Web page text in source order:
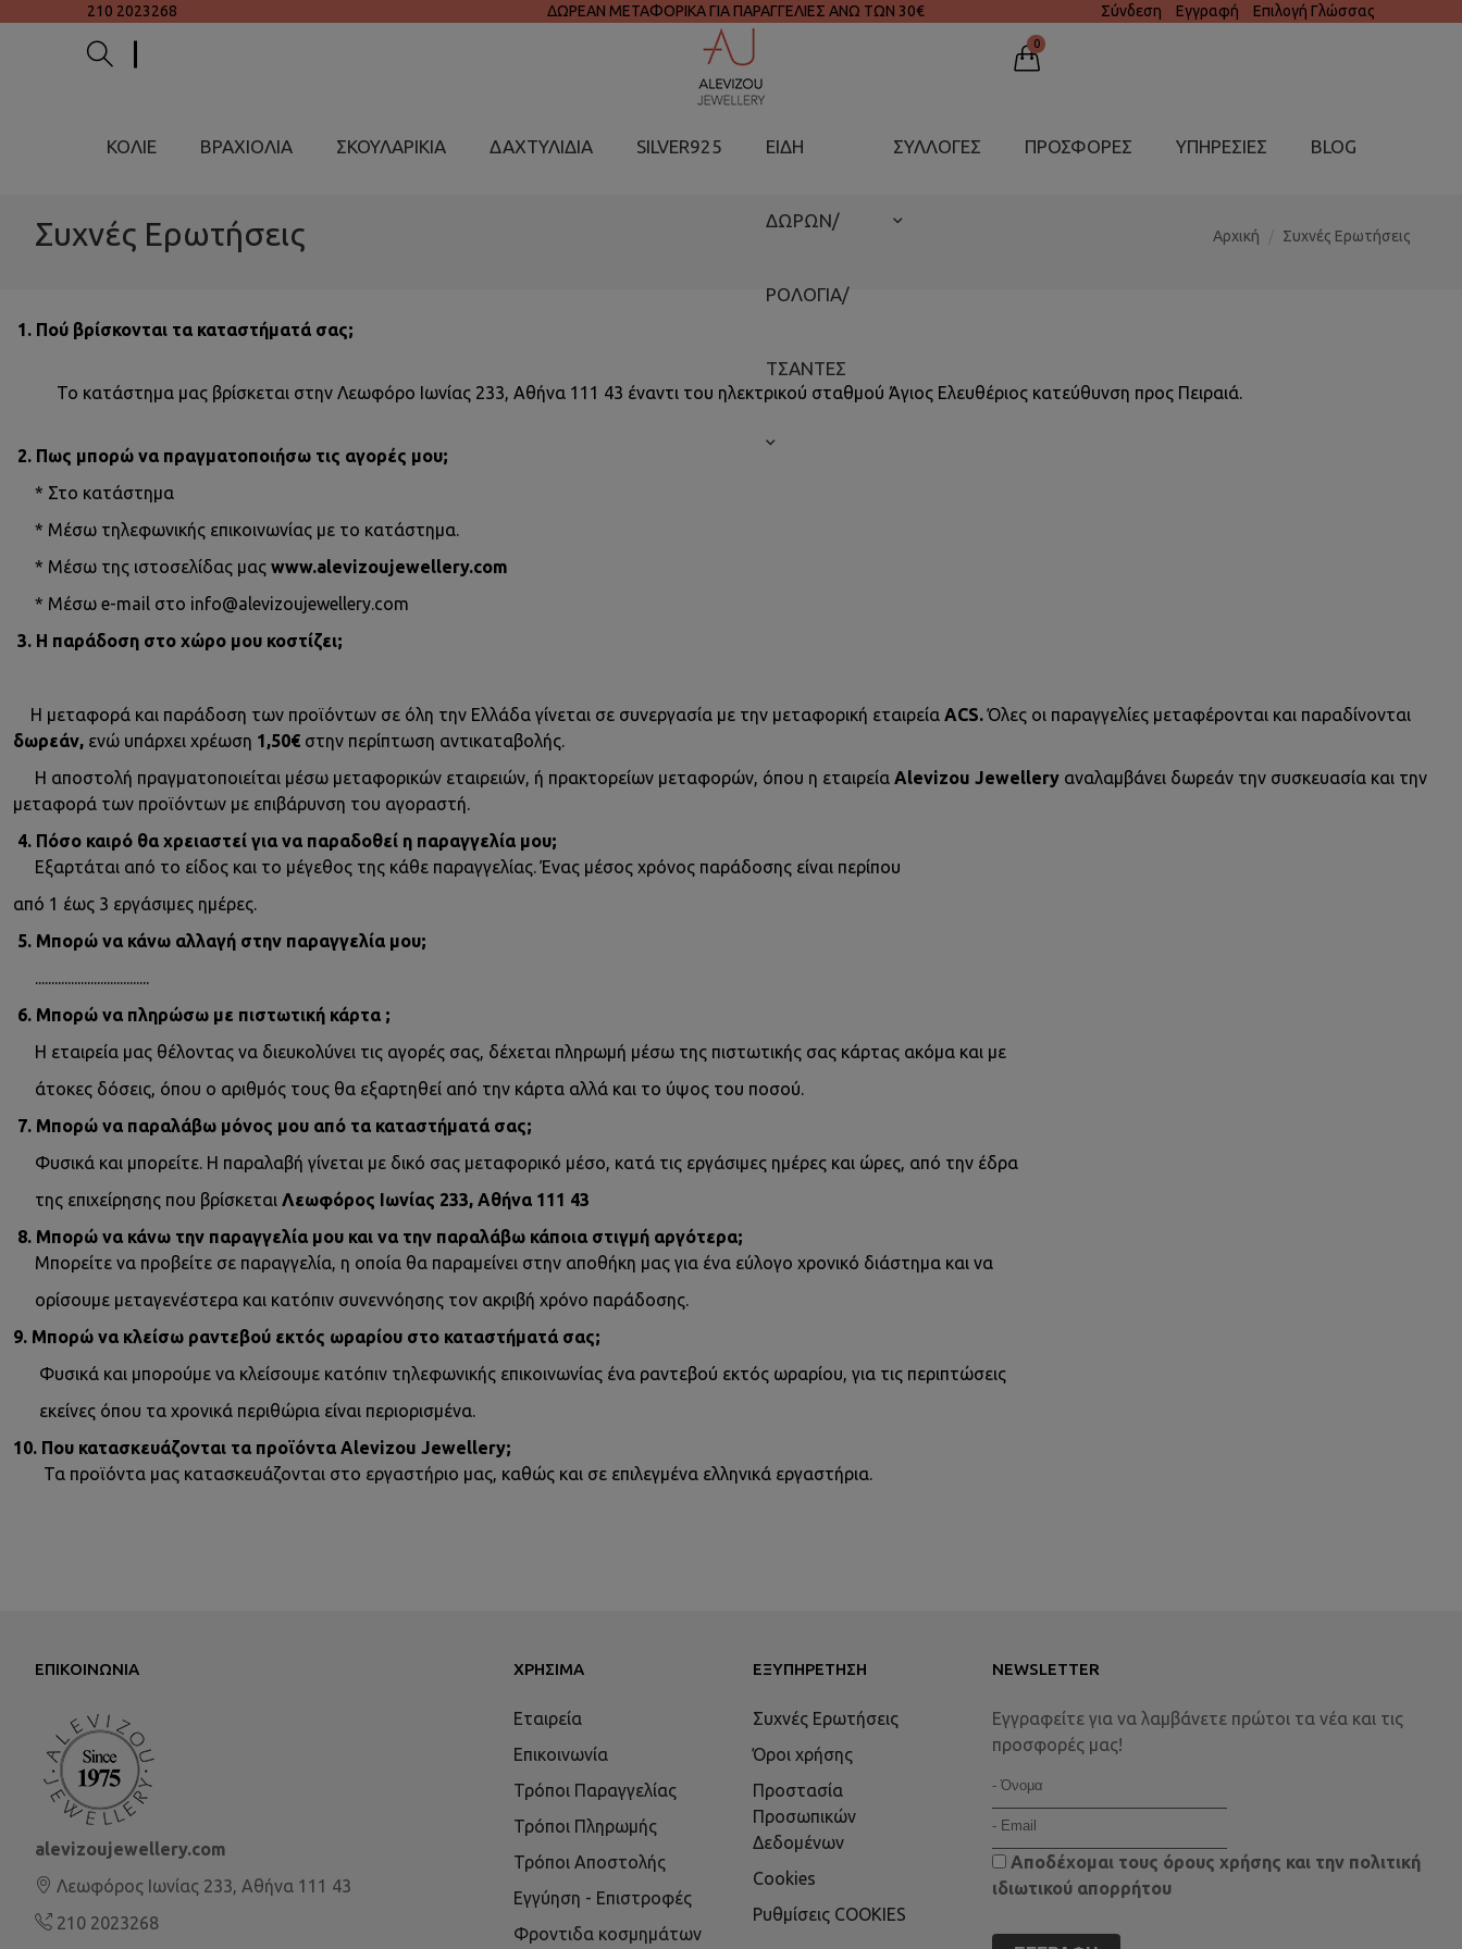
210 2023268 ΔΩΡΕΑΝ ΜΕΤΑΦΟΡΙΚΑ ΓΙΑ ΠΑΡΑΓΓΕΛΙΕΣ ΑΝΩ ΤΩΝ 30€ Σύνδεση Εγγραφή Επιλογή Γλώσσας
0
ΚΟΛΙΕ ΒΡΑΧΙΟΛΙΑ ΣΚΟΥΛΑΡΙΚΙΑ ΔΑΧΤΥΛΙΔΙΑ SILVER925 ΕΙΔΗ
ΔΩΡΩΝ/
ΡΟΛΟΓΙΑ/
ΤΣΑΝΤΕΣ
ΣΥΛΛΟΓΕΣ ΠΡΟΣΦΟΡΕΣ ΥΠΗΡΕΣΊΕΣ BLOG
Συχνές Ερωτήσεις Αρχική Συχνές Ερωτήσεις
1. Πού βρίσκονται τα καταστήματά σας;
Το κατάστημα μας βρίσκεται στην Λεωφόρο Ιωνίας 233, Αθήνα 111 43 έναντι του ηλεκτρικού σταθμού Άγιος Ελευθέριος κατεύθυνση προς Πειραιά.
2. Πως μπορώ να πραγματοποιήσω τις αγορές μου;
* Στο κατάστημα
* Μέσω τηλεφωνικής επικοινωνίας με το κατάστημα.
* Μέσω της ιστοσελίδας μας www.alevizoujewellery.com
* Μέσω e-mail στο info@alevizoujewellery.com
3. Η παράδοση στο χώρο μου κοστίζει;
Η μεταφορά και παράδοση των προϊόντων σε όλη την Ελλάδα γίνεται σε συνεργασία με την μεταφορική εταιρεία ACS.Όλες οι παραγγελίες μεταφέρονται και παραδίνονται
δωρεάν, ενώ υπάρχει χρέωση 1,50€ στην περίπτωση αντικαταβολής.
Η αποστολή πραγματοποιείται μέσω μεταφορικών εταιρειών, ή πρακτορείων μεταφορών, όπου η εταιρεία Alevizou Jewellery αναλαμβάνει δωρεάν την συσκευασία και την
μεταφορά των προϊόντων με επιβάρυνση του αγοραστή.
4. Πόσο καιρό θα χρειαστεί για να παραδοθεί η παραγγελία μου;
Εξαρτάται από το είδος και το μέγεθος της κάθε παραγγελίας. Ένας μέσος χρόνος παράδοσης είναι περίπου
από 1 έως 3 εργάσιμες ημέρες.
5. Μπορώ να κάνω αλλαγή στην παραγγελία μου;
...................................
6. Μπορώ να πληρώσω με πιστωτική κάρτα ;
Η εταιρεία μας θέλοντας να διευκολύνει τις αγορές σας, δέχεται πληρωμή μέσω της πιστωτικής σας κάρτας ακόμα και με
άτοκες δόσεις, όπου ο αριθμός τους θα εξαρτηθεί από την κάρτα αλλά και το ύψος του ποσού.
7. Μπορώ να παραλάβω μόνος μου από τα καταστήματά σας;
Φυσικά και μπορείτε. Η παραλαβή γίνεται με δικό σας μεταφορικό μέσο, κατά τις εργάσιμες ημέρες και ώρες, από την έδρα
της επιχείρησης που βρίσκεται Λεωφόρος Ιωνίας 233, Αθήνα 111 43
8. Μπορώ να κάνω την παραγγελία μου και να την παραλάβω κάποια στιγμή αργότερα;
Μπορείτε να προβείτε σε παραγγελία, η οποία θα παραμείνει στην αποθήκη μας για ένα εύλογο χρονικό διάστημα και να
ορίσουμε μεταγενέστερα και κατόπιν συνεννόησης τον ακριβή χρόνο παράδοσης.
9. Μπορώ να κλείσω ραντεβού εκτός ωραρίου στο καταστήματά σας;
Φυσικά και μπορούμε να κλείσουμε κατόπιν τηλεφωνικής επικοινωνίας ένα ραντεβού εκτός ωραρίου, για τις περιπτώσεις
εκείνες όπου τα χρονικά περιθώρια είναι περιορισμένα.
10. Που κατασκευάζονται τα προϊόντα Alevizou Jewellery;
Τα προϊόντα μας κατασκευάζονται στο εργαστήριο μας, καθώς και σε επιλεγμένα ελληνικά εργαστήρια.
ΕΠΙΚΟΙΝΩΝΊΑ
alevizoujewellery.com
Λεωφόρος Ιωνίας 233, Αθήνα 111 43
210 2023268
ΧΡΉΣΙΜΑ
Εταιρεία
Επικοινωνία
Τρόποι Παραγγελίας
Τρόποι Πληρωμής
Τρόποι Αποστολής
Εγγύηση - Επιστροφές
Φροντιδα κοσμημάτων
ΕΞΥΠΗΡΈΤΗΣΗ
Συχνές Ερωτήσεις
Όροι χρήσης
Προστασία
Προσωπικών
Δεδομένων
Cookies
Ρυθμίσεις COOKIES
NEWSLETTER
Εγγραφείτε για να λαμβάνετε πρώτοι τα νέα και τις
προσφορές μας!
Αποδέχομαι τους όρους χρήσης και την πολιτική
ιδιωτικού απορρήτου